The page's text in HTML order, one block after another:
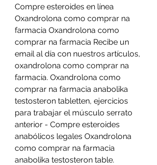
Compre esteroides en línea
Oxandrolona como comprar na
farmacia Oxandrolona como
comprar na farmacia Recibe un
email al día con nuestros artículos,
oxandrolona como comprar na
farmacia. Oxandrolona como
comprar na farmacia anabolika
testosteron tabletten, ejercicios
para trabajar el músculo serrato
anterior - Compre esteroides
anabólicos legales Oxandrolona
como comprar na farmacia
anabolika testosteron table.